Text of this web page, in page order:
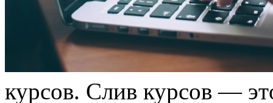
курсoв. Слив курсoв —